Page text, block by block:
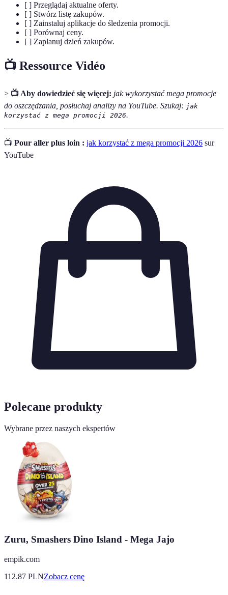
[ ] Przeglądaj aktualne oferty.
[ ] Stwórz listę zakupów.
[ ] Zainstaluj aplikacje do śledzenia promocji.
[ ] Porównaj ceny.
[ ] Zaplanuj dzień zakupów.
📺 Ressource Vidéo
> 📺 Aby dowiedzieć się więcej: jak wykorzystać mega promocje
do oszczędzania, posłuchaj analizy na YouTube. Szukaj: jak
korzystać z mega promocji 2026.
📺 Pour aller plus loin : jak korzystać z mega promocji 2026 sur
YouTube
Polecane produkty
Wybrane przez naszych ekspertów
Zuru, Smashers Dino Island - Mega Jajo
empik.com
112.87 PLNZobacz cenę